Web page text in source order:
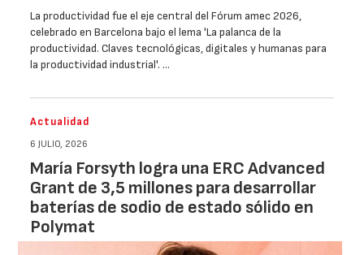
La productividad fue el eje central del Fórum amec 2026,
celebrado en Barcelona bajo el lema 'La palanca de la
productividad. Claves tecnológicas, digitales y humanas para
la productividad industrial'. …
Actualidad
6 JULIO, 2026
María Forsyth logra una ERC Advanced
Grant de 3,5 millones para desarrollar
baterías de sodio de estado sólido en
Polymat